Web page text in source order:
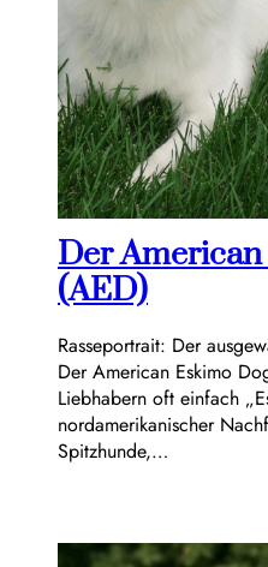
Der
(AED)
Rasseportrait: Der
Der American Eskimo
Liebhabern oft einfach
nordamerikanischer
Spitzhunde,…